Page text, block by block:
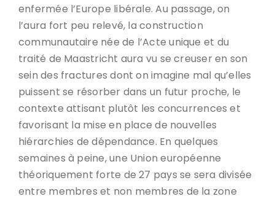
enfermée l’Europe libérale. Au passage, on
l’aura fort peu relevé, la construction
communautaire née de l’Acte unique et du
traité de Maastricht aura vu se creuser en son
sein des fractures dont on imagine mal qu’elles
puissent se résorber dans un futur proche, le
contexte attisant plutôt les concurrences et
favorisant la mise en place de nouvelles
hiérarchies de dépendance. En quelques
semaines à peine, une Union européenne
théoriquement forte de 27 pays se sera divisée
entre membres et non membres de la zone